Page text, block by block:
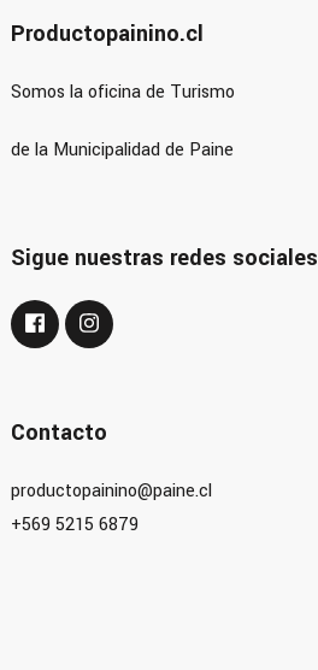
Productopainino.cl
Somos la oficina de Turismo
de la Municipalidad de Paine
Sigue nuestras redes sociales
Contacto
productopainino@paine.cl
+569 5215 6879